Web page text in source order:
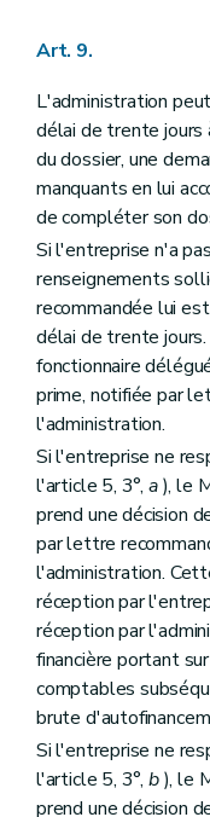
Art. 9.
L'administration
délai de trente jours
du dossier, une
manquants en lui
de compléter son
Si l'entreprise n'a
renseignements
recommandée lui
délai de trente
fonctionnaire
prime, notifiée par
l'administration.
Si l'entreprise ne
l'article 5, 3°, a), le
prend une décision
par lettre
l'administration.
réception par
réception par
financière portant
comptables
brute
Si l'entreprise ne
l'article 5, 3°, b), le
prend une décision